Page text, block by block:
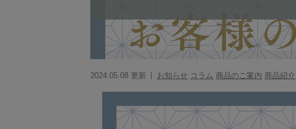
2024.05.08 更新 お知らせ コラム 商品のご案内 商品紹介